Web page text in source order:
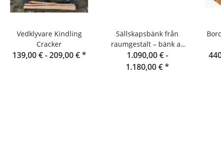
Vedklyvare Kindling
Cracker
139,00 € -209,00 €*
Sällskapsbänk från
raumgestalt – bänk av
eklameller 180 cm
1.090,00 € -
1.180,00 €*